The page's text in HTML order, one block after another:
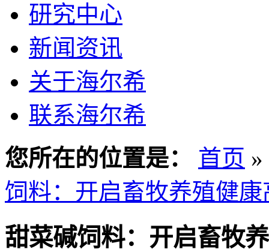
研究中心
新闻资讯
关于海尔希
联系海尔希
您所在的位置是：
首页 »
饲料：开启畜牧养殖健
甜菜碱饲料：开启畜牧